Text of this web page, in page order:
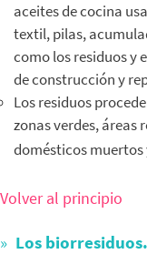
aceites de cocina
textil, pilas,
como los residuos y
de construcción y
Los residuos
zonas verdes, áreas
domésticos muertos
Volver al principio
Los biorresiduos.